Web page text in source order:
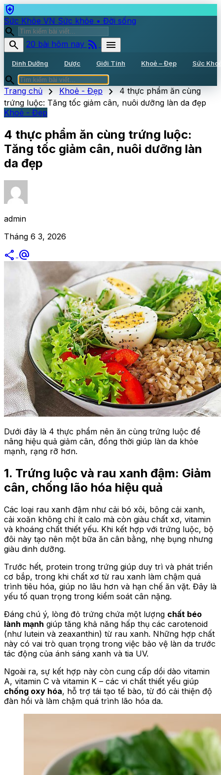
health_and_safety
Sức Khỏe VN Sức khỏe • Đời sống
search
search
20 bài hôm nay rss_feed menu
Dinh Dưỡng Dược Giới Tính Khoẻ – Đẹp Sức
search
Trang chủ chevron_right Khoẻ - Đẹp chevron_right 4 thực phẩm ăn cùng
trứng luộc: Tăng tốc giảm cân, nuôi dưỡng làn da đẹp
Khoẻ - Đẹp
4 thực phẩm ăn cùng trứng luộc:
Tăng tốc giảm cân, nuôi dưỡng làn
da đẹp
admin
Tháng 6 3, 2026
share alternate_email
Dưới đây là 4 thực phẩm nên ăn cùng trứng luộc để
nâng hiệu quả giảm cân, đồng thời giúp làn da khỏe
mạnh, rạng rỡ hơn.
1. Trứng luộc và rau xanh đậm: Giảm
cân, chống lão hóa hiệu quả
Các loại rau xanh đậm như cải bó xôi, bông cải xanh,
cải xoăn không chỉ ít calo mà còn giàu chất xơ, vitamin
và khoáng chất thiết yếu. Khi kết hợp với trứng luộc, bộ
đôi này tạo nên một bữa ăn cân bằng, nhẹ bụng nhưng
giàu dinh dưỡng.
Trước hết, protein trong trứng giúp duy trì và phát triển
cơ bắp, trong khi chất xơ từ rau xanh làm chậm quá
trình tiêu hóa, giúp no lâu hơn và hạn chế ăn vặt. Đây là
yếu tố quan trọng trong kiểm soát cân nặng.
Đáng chú ý, lòng đỏ trứng chứa một lượng chất béo
lành mạnh giúp tăng khả năng hấp thụ các carotenoid
(như lutein và zeaxanthin) từ rau xanh. Những hợp chất
này có vai trò quan trọng trong việc bảo vệ làn da trước
tác động của ánh sáng xanh và tia UV.
Ngoài ra, sự kết hợp này còn cung cấp dồi dào vitamin
A, vitamin C và vitamin K – các vi chất thiết yếu giúp
chống oxy hóa, hỗ trợ tái tạo tế bào, từ đó cải thiện độ
đàn hồi và làm chậm quá trình lão hóa da.